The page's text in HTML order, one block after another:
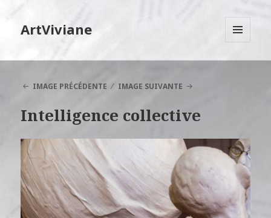
ArtViviane
IMAGE PRÉCÉDENTE
IMAGE SUIVANTE
Intelligence collective